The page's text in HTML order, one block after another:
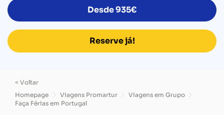
Desde935€
Reserve já!
Homepage Viagens Promartur
Viagens em Grupo
Faça Férias em Portugal
< Voltar